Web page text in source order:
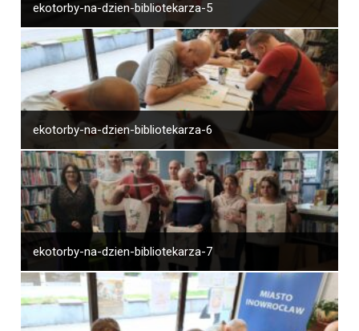
ekotorby-na-dzien-bibliotekarza-5
ekotorby-na-dzien-bibliotekarza-6
ekotorby-na-dzien-bibliotekarza-7